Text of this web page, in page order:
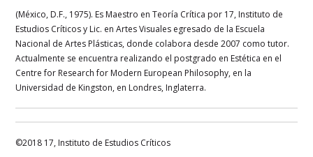
(México, D.F., 1975). Es Maestro en Teoría Crítica por 17, Instituto de
Estudios Críticos y Lic. en Artes Visuales egresado de la Escuela
Nacional de Artes Plásticas, donde colabora desde 2007 como tutor.
Actualmente se encuentra realizando el postgrado en Estética en el
Centre for Research for Modern European Philosophy, en la
Universidad de Kingston, en Londres, Inglaterra.
©2018 17, Instituto de Estudios Críticos